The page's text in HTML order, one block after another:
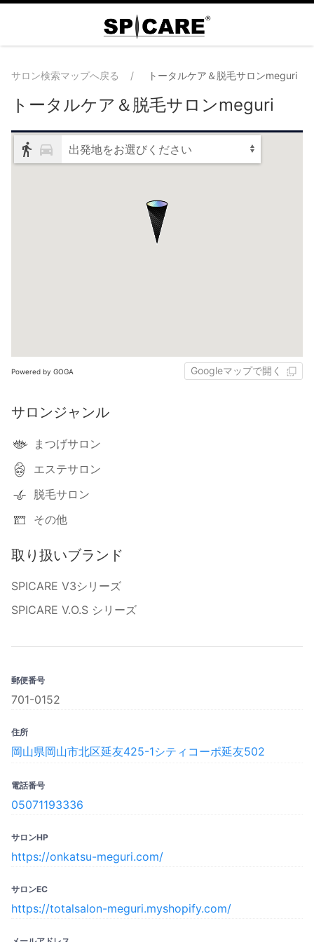
サロン検索マップへ戻る トータルケア＆脱毛サロンmeguri
トータルケア＆脱毛サロンmeguri
出発地をお選びください
Powered by GOGA Googleマップで開く
サロンジャンル
まつげサロン
エステサロン
脱毛サロン
その他
取り扱いブランド
SPICARE V3シリーズ
SPICARE V.O.S シリーズ
郵便番号
701-0152
住所
岡山県岡山市北区延友425-1シティコーポ延友502
電話番号
05071193336
サロンHP
https://onkatsu-meguri.com/
サロンEC
https://totalsalon-meguri.myshopify.com/